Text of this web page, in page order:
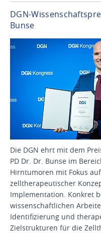
DGN-
Bunse
Die DGN ehrt mit dem
PD Dr. Dr. Bunse im
Hirntumoren mit Fokus
zelltherapeutischer
Implementation. Konkret
wissenschaftlichen
Identifizierung und
Zielstrukturen für die